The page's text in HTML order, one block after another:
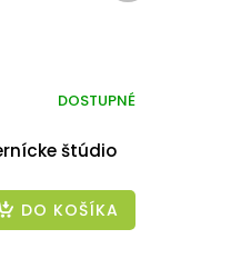
štúdio
DOSTUPNÉ
DO KOŠÍKA